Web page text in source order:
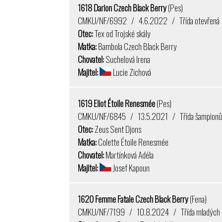
1618 Darion Czech Black Berry(Pes)
CMKU/NF/6992 / 4.6.2022 / Třída otevřená
Otec:Tex od Trojské skály
Matka:Bambola Czech Black Berry
Chovatel:Suchelová Irena
Majitel:
Lucie Zichová
1619 Eliot Étoile Renesmée(Pes)
CMKU/NF/6845 / 13.5.2021 / Třída šampionů
Otec:Zeus Sent Djons
Matka:Colette Étoile Renesmée
Chovatel:Martínková Adéla
Majitel:
Josef Kapoun
1620 Femme Fatale Czech Black Berry(Fena)
CMKU/NF/7199 / 10.8.2024 / Třída mladých